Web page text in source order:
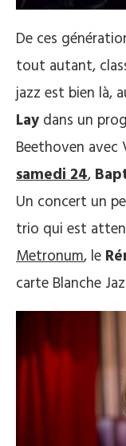
De ces
tout autant,
jazz est bien là,
Lay dans un
Beethoven
samedi 24,
Un concert un
trio qui est
Metronum, le
carte Blanche